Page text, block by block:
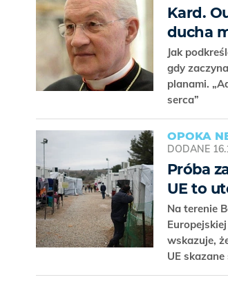
Kard.
ducha
Jak
gdy
planami.
serca”
OPOKA
DODANE
Próba
UE to
Na terenie
wskazuje,
UE